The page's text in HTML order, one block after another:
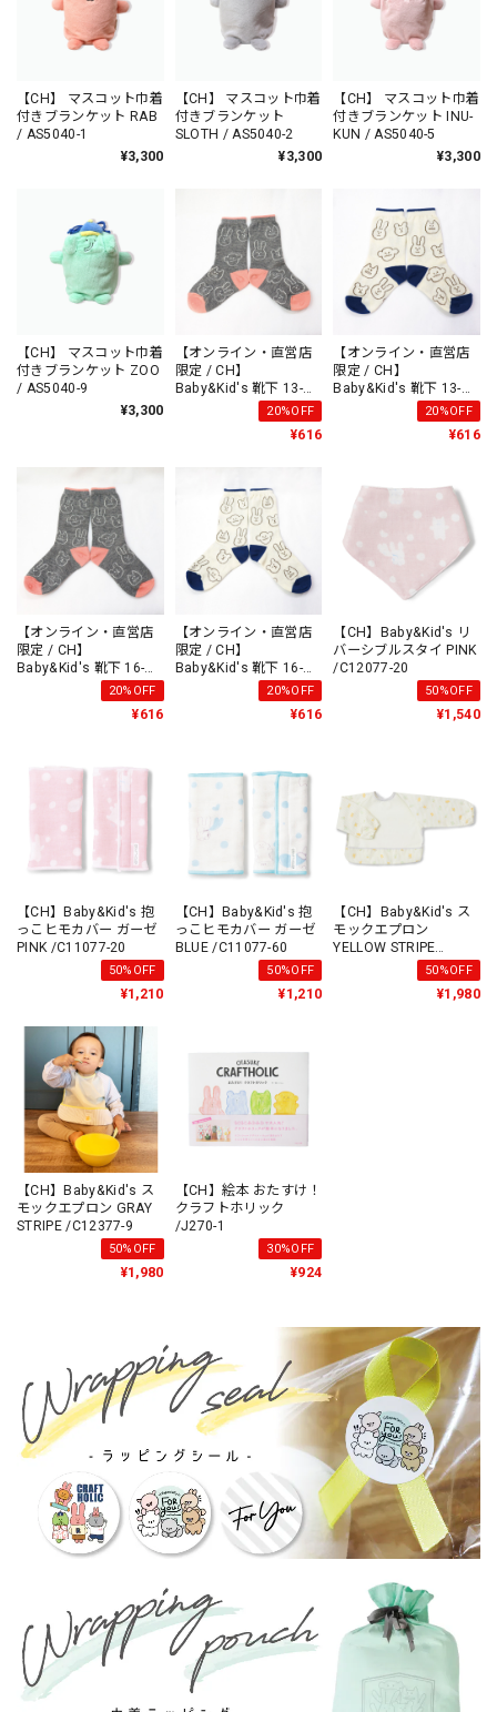
【CH】 マスコット巾着
付きブランケット RAB
/ AS5040-1
¥3,300
【CH】 マスコット巾着
付きブランケット
SLOTH / AS5040-2
¥3,300
【CH】 マスコット巾着
付きブランケット INU-
KUN / AS5040-5
¥3,300
【CH】 マスコット巾着
付きブランケット ZOO
/ AS5040-9
¥3,300
【オンライン・直営店
限定 / CH】
Baby&Kid's 靴下 13-
15cm PINK /AS9854-1
20%OFF
¥616
【オンライン・直営店
限定 / CH】
Baby&Kid's 靴下 13-
15cm BLUE /AS9854-2
20%OFF
¥616
【オンライン・直営店
限定 / CH】
Baby&Kid's 靴下 16-
18cm PINK /AS9855-1
20%OFF
¥616
【オンライン・直営店
限定 / CH】
Baby&Kid's 靴下 16-
18cm BLUE /AS9855-2
20%OFF
¥616
【CH】Baby&Kid's リ
バーシブルスタイ PINK
/C12077-20
50%OFF
¥1,540
【CH】Baby&Kid's 抱
っこヒモカバー ガーゼ
PINK /C11077-20
50%OFF
¥1,210
【CH】Baby&Kid's 抱
っこヒモカバー ガーゼ
BLUE /C11077-60
50%OFF
¥1,210
【CH】Baby&Kid's ス
モックエプロン
YELLOW STRIPE
50%OFF
¥1,980
【CH】Baby&Kid's ス
モックエプロン GRAY
STRIPE /C12377-9
50%OFF
¥1,980
【CH】絵本 おたすけ！
クラフトホリック
/J270-1
30%OFF
¥924